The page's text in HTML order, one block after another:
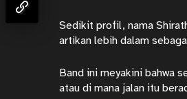
Sedikit profil, nama
artikan lebih dalam
Band ini meyakini bahwa
atau di mana jalan itu